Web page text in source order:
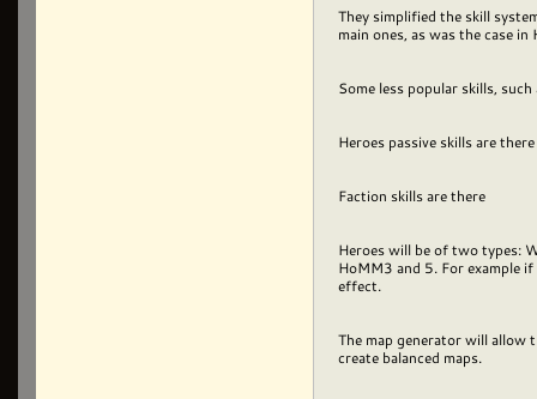
They simplified the skill
main ones, as was the case
Some less popular skills,
Heroes passive skills are
Faction skills are there
Heroes will be of two types:
HoMM3 and 5. For example
effect.
The map generator will allow
create balanced maps.